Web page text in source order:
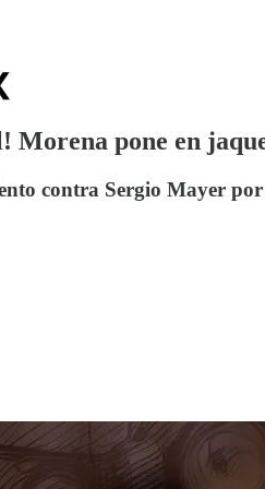
Morena pone en
contra Sergio Mayer